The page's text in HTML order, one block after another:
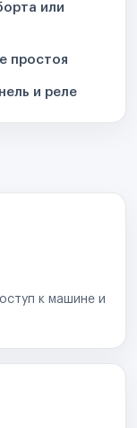
или
простоя
и реле
к машине и